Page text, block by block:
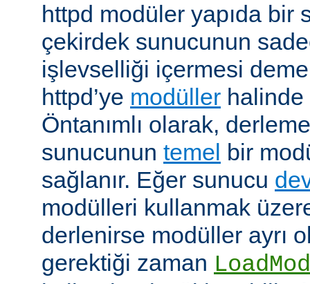
httpd modüler yapıda bir
çekirdek sunucunun
işlevselliği içermesi
httpd’ye modüller
Öntanımlı olarak,
sunucunun temel
bir
sağlanır. Eğer sunucu
modülleri kullanmak
derlenirse modüller ayrı
gerektiği zaman